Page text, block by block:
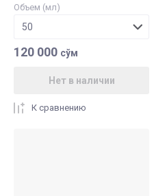
Объем (мл)
120 000 сўм
Нет в наличии
К сравнению